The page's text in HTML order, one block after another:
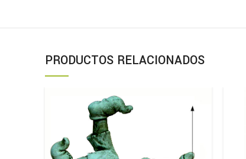
PRODUCTOS RELACIONADOS